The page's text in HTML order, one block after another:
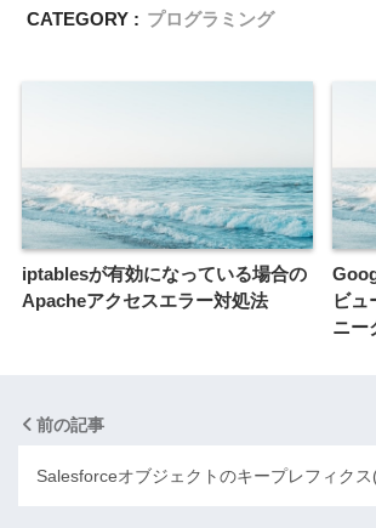
CATEGORY : プログラミング
iptablesが有効になっている場合の
Apacheアクセスエラー対処法
ビュ
ニー
前の記事
Salesforceオブジェクトのキープレフィク